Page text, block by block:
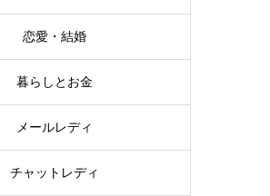
恋愛・結婚
暮らしとお金
メールレディ
チャットレディ